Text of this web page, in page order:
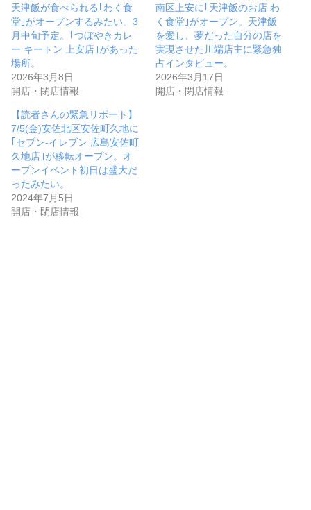
天津飯が食べられる｢わく食
堂｣がオープンするみたい。3
月中旬予定。｢つぼやきカレ
ー キートン 上安店｣があった
場所。
2026年3月8日
開店・閉店情報
南区上安に｢天津飯のお店 わ
く食堂｣がオープン。天津飯
を愛し、夢だった自分の店を
実現させた川端店主に緊急独
占インタビュー。
2026年3月17日
開店・閉店情報
【読者さんの緊急リポート】
7/5(金)安佐北区安佐町久地に
｢セブン-イレブン 広島安佐町
久地店｣が移転オープン。オ
ープンイベント初日は盛大だ
ったみたい。
2024年7月5日
開店・閉店情報